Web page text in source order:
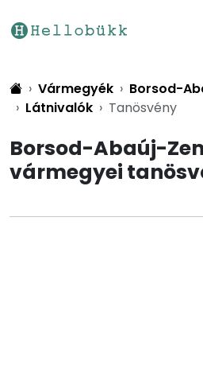
Vármegyék
Borsod-
Látnivalók
Tanösvény
Borsod-Abaúj-
vármegyei